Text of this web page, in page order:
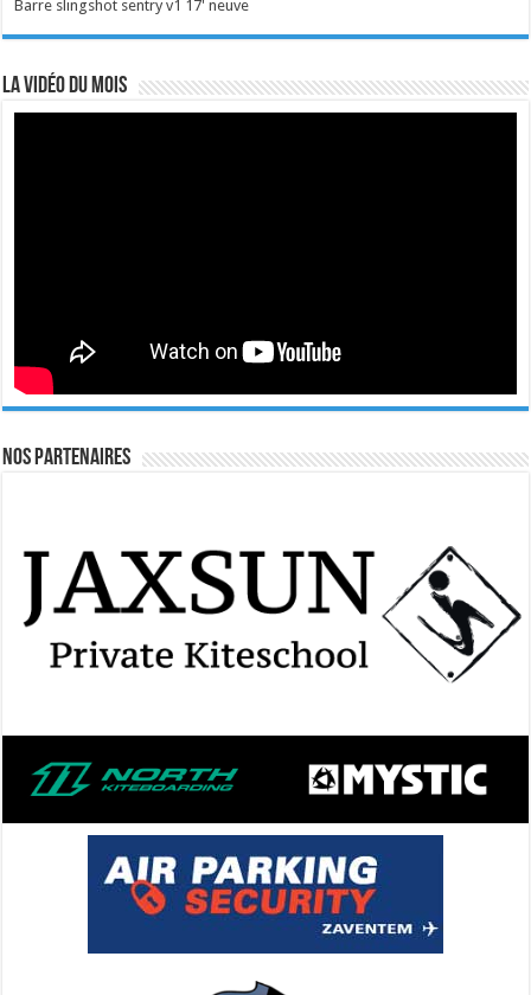
Barre slingshot sentry v1 17' neuve
La vidéo du mois
Nos Partenaires